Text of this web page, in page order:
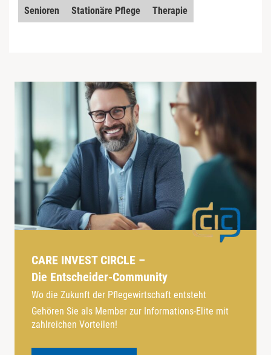
Senioren Stationäre Pflege Therapie
CARE INVEST CIRCLE –
Die Entscheider-Community
Wo die Zukunft der Pflegewirtschaft entsteht
Gehören Sie als Member zur Informations-Elite mit
zahlreichen Vorteilen!